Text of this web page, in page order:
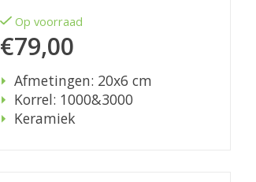
Op voorraad
€79,00
Afmetingen: 20x6 cm
Korrel: 1000&3000
Keramiek